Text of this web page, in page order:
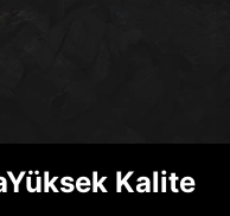
Kalite